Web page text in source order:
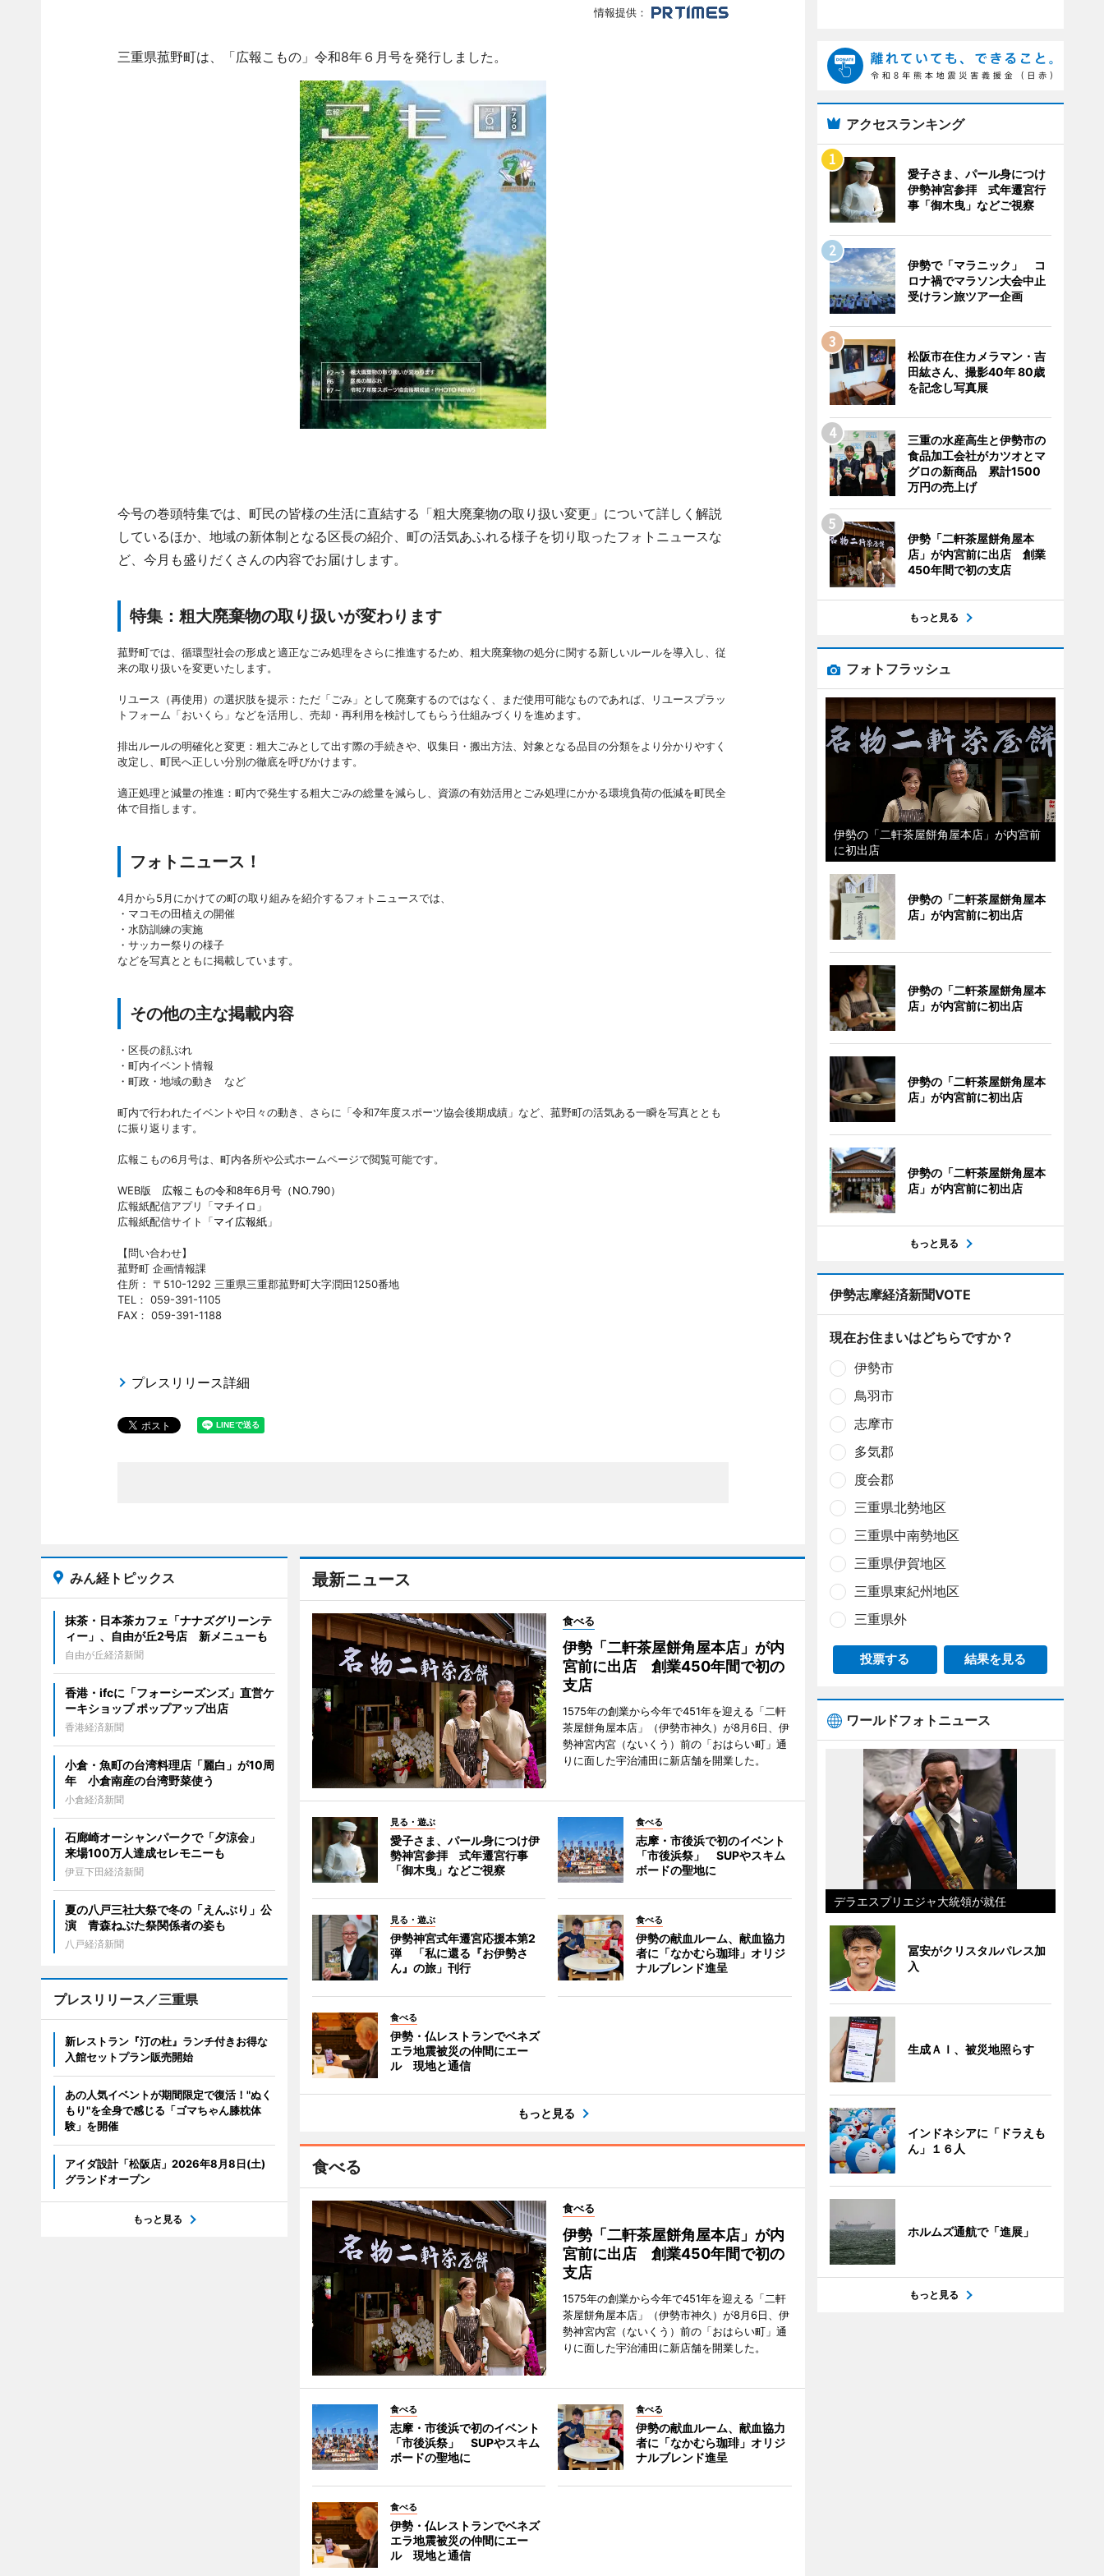
情報提供：
三重県菰野町は、「広報こもの」令和8年６月号を発行しました。
今号の巻頭特集では、町民の皆様の生活に直結する「粗大廃棄物の取り扱い変更」について詳しく解説
しているほか、地域の新体制となる区長の紹介、町の活気あふれる様子を切り取ったフォトニュースな
ど、今月も盛りだくさんの内容でお届けします。
特集：粗大廃棄物の取り扱いが変わります
菰野町では、循環型社会の形成と適正なごみ処理をさらに推進するため、粗大廃棄物の処分に関する新しいルールを導入し、従
来の取り扱いを変更いたします。
リユース（再使用）の選択肢を提示：ただ「ごみ」として廃棄するのではなく、まだ使用可能なものであれば、リユースプラッ
トフォーム「おいくら」などを活用し、売却・再利用を検討してもらう仕組みづくりを進めます。
排出ルールの明確化と変更：粗大ごみとして出す際の手続きや、収集日・搬出方法、対象となる品目の分類をより分かりやすく
改定し、町民へ正しい分別の徹底を呼びかけます。
適正処理と減量の推進：町内で発生する粗大ごみの総量を減らし、資源の有効活用とごみ処理にかかる環境負荷の低減を町民全
体で目指します。
フォトニュース！
4月から5月にかけての町の取り組みを紹介するフォトニュースでは、
・マコモの田植えの開催
・水防訓練の実施
・サッカー祭りの様子
などを写真とともに掲載しています。
その他の主な掲載内容
・区長の顔ぶれ
・町内イベント情報
・町政・地域の動き など
町内で行われたイベントや日々の動き、さらに「令和7年度スポーツ協会後期成績」など、菰野町の活気ある一瞬を写真ととも
に振り返ります。
広報こもの6月号は、町内各所や公式ホームページで閲覧可能です。
WEB版 広報こもの令和8年6月号（NO.790）
広報紙配信アプリ「マチイロ 」
広報紙配信サイト「マイ広報紙」
【問い合わせ】
菰野町 企画情報課
住所： 〒510-1292 三重県三重郡菰野町大字潤田1250番地
TEL： 059-391-1105
FAX： 059-391-1188
プレスリリース詳細
最新ニュース
食べる
伊勢「二軒茶屋餅角屋本店」が内
宮前に出店 創業450年間で初の
支店
1575年の創業から今年で451年を迎える「二軒
茶屋餅角屋本店」（伊勢市神久）が8月6日、伊
勢神宮内宮（ないくう）前の「おはらい町」通
りに面した宇治浦田に新店舗を開業した。
見る・遊ぶ
愛子さま、パール身につけ伊
勢神宮参拝 式年遷宮行事
「御木曳」などご視察
食べる
志摩・市後浜で初のイベント
「市後浜祭」 SUPやスキム
ボードの聖地に
見る・遊ぶ
伊勢神宮式年遷宮応援本第2
弾 「私に還る『お伊勢さ
ん』の旅」刊行
食べる
伊勢の献血ルーム、献血協力
者に「なかむら珈琲」オリジ
ナルブレンド進呈
食べる
伊勢・仏レストランでベネズ
エラ地震被災の仲間にエー
ル 現地と通信
もっと見る
食べる
食べる
伊勢「二軒茶屋餅角屋本店」が内
宮前に出店 創業450年間で初の
支店
1575年の創業から今年で451年を迎える「二軒
茶屋餅角屋本店」（伊勢市神久）が8月6日、伊
勢神宮内宮（ないくう）前の「おはらい町」通
りに面した宇治浦田に新店舗を開業した。
食べる
志摩・市後浜で初のイベント
「市後浜祭」 SUPやスキム
ボードの聖地に
食べる
伊勢の献血ルーム、献血協力
者に「なかむら珈琲」オリジ
ナルブレンド進呈
食べる
伊勢・仏レストランでベネズ
エラ地震被災の仲間にエー
ル 現地と通信
みん経トピックス
抹茶・日本茶カフェ「ナナズグリーンテ
ィー」、自由が丘2号店 新メニューも
自由が丘経済新聞
香港・ifcに「フォーシーズンズ」直営ケ
ーキショップ ポップアップ出店
香港経済新聞
小倉・魚町の台湾料理店「麗白」が10周
年 小倉南産の台湾野菜使う
小倉経済新聞
石廊崎オーシャンパークで「夕涼会」
来場100万人達成セレモニーも
伊豆下田経済新聞
夏の八戸三社大祭で冬の「えんぶり」公
演 青森ねぶた祭関係者の姿も
八戸経済新聞
プレスリリース／三重県
新レストラン『汀の杜』ランチ付きお得な
入館セットプラン販売開始
あの人気イベントが期間限定で復活！"ぬく
もり"を全身で感じる「ゴマちゃん膝枕体
験」を開催
アイダ設計「松阪店」2026年8月8日(土)
グランドオープン
もっと見る
アクセスランキング
愛子さま、パール身につけ
伊勢神宮参拝 式年遷宮行
事「御木曳」などご視察
伊勢で「マラニック」 コ
ロナ禍でマラソン大会中止
受けラン旅ツアー企画
松阪市在住カメラマン・吉
田紘さん、撮影40年 80歳
を記念し写真展
三重の水産高生と伊勢市の
食品加工会社がカツオとマ
グロの新商品 累計1500
万円の売上げ
伊勢「二軒茶屋餅角屋本
店」が内宮前に出店 創業
450年間で初の支店
もっと見る
フォトフラッシュ
伊勢の「二軒茶屋餅角屋本店」が内宮前
に初出店
伊勢の「二軒茶屋餅角屋本
店」が内宮前に初出店
伊勢の「二軒茶屋餅角屋本
店」が内宮前に初出店
伊勢の「二軒茶屋餅角屋本
店」が内宮前に初出店
伊勢の「二軒茶屋餅角屋本
店」が内宮前に初出店
もっと見る
伊勢志摩経済新聞VOTE
現在お住まいはどちらですか？
伊勢市
鳥羽市
志摩市
多気郡
度会郡
三重県北勢地区
三重県中南勢地区
三重県伊賀地区
三重県東紀州地区
三重県外
投票する 結果を見る
ワールドフォトニュース
デラエスプリエジャ大統領が就任
冨安がクリスタルパレス加
入
生成ＡＩ、被災地照らす
インドネシアに「ドラえも
ん」１６人
ホルムズ通航で「進展」
もっと見る